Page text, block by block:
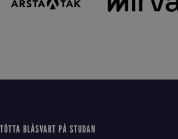
BLÅSVART PÅ STUDAN